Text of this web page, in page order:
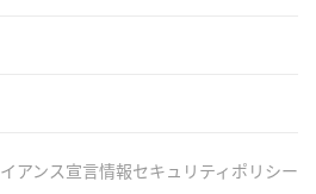
アンス宣言情報セキュリティポリシー